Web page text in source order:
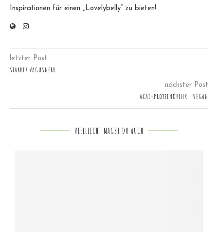
Inspirationen für einen „Lovelybelly“ zu bieten!
letzter Post
STARKER VAGUSNERV
nächster Post
ACAI-PROTEINDRINK | VEGAN
VIELLEICHT MAGST DU AUCH